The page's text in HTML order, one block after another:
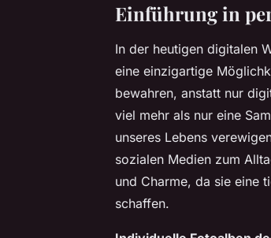
Einführung in
In der heutigen digitalen
eine einzigartige
bewahren, anstatt nur
viel mehr als nur eine
unseres Lebens
sozialen Medien zum
und Charme, da sie eine
schaffen.